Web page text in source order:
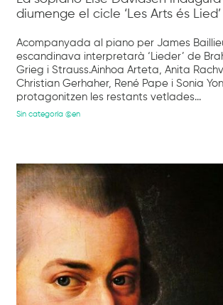
diumenge el cicle ‘Les Arts és Lied’
Acompanyada al piano per James
escandinava interpretarà ‘Lieder’ de
Grieg i Strauss.Ainhoa Arteta, Anita
Christian Gerhaher, René Pape i Sonia
protagonitzen les restants vetlades...
Sin categoría @en